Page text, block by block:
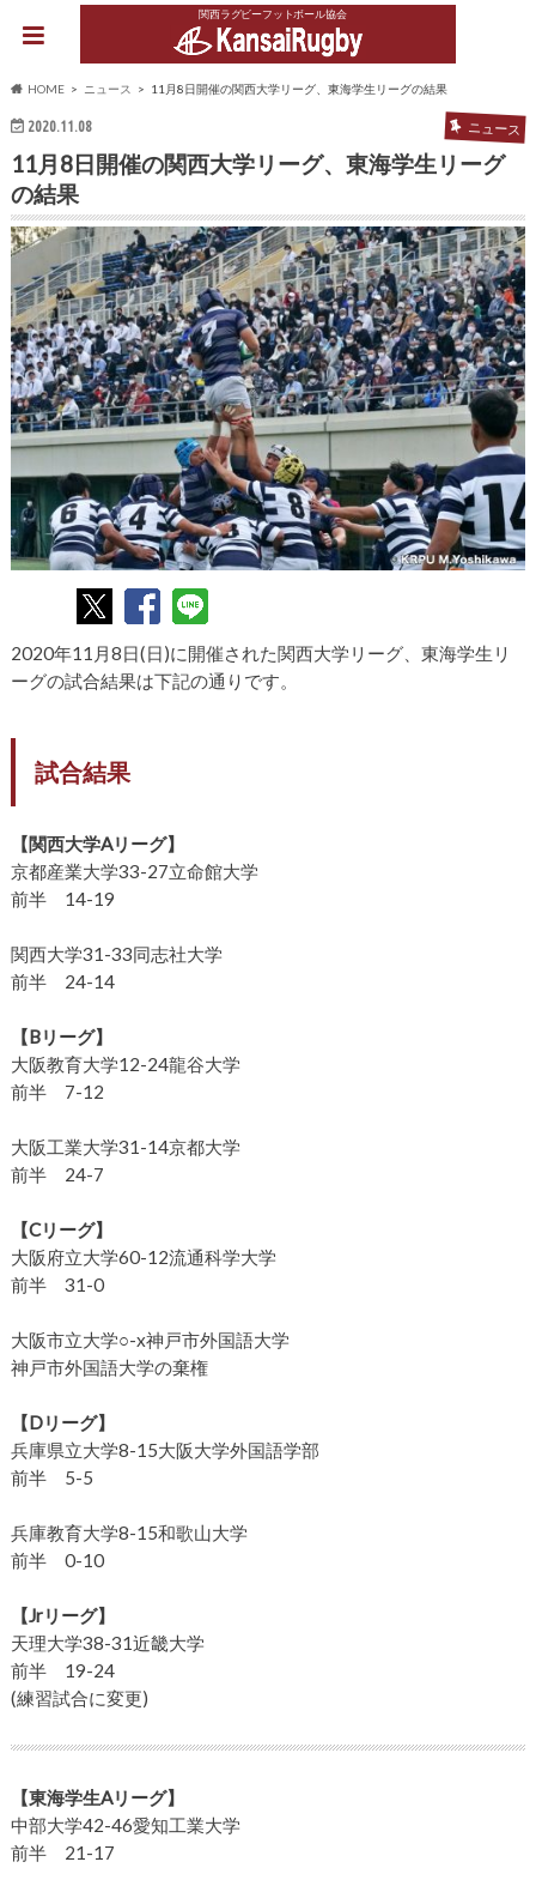
関西ラグビーフットボール協会
HOME ニュース 11月8日開催の関西大学リーグ、東海学生リーグの結果
2020.11.08 ニュース
11月8日開催の関西大学リーグ、東海学生リーグ
の結果
2020年11月8日(日)に開催された関西大学リーグ、東海学生リ
ーグの試合結果は下記の通りです。
試合結果
【関西大学Aリーグ】
京都産業大学33-27立命館大学
前半 14-19
関西大学31-33同志社大学
前半 24-14
【Bリーグ】
大阪教育大学12-24龍谷大学
前半 7-12
大阪工業大学31-14京都大学
前半 24-7
【Cリーグ】
大阪府立大学60-12流通科学大学
前半 31-0
大阪市立大学○-x神戸市外国語大学
神戸市外国語大学の棄権
【Dリーグ】
兵庫県立大学8-15大阪大学外国語学部
前半 5-5
兵庫教育大学8-15和歌山大学
前半 0-10
【Jrリーグ】
天理大学38-31近畿大学
前半 19-24
(練習試合に変更)
【東海学生Aリーグ】
中部大学42-46愛知工業大学
前半 21-17